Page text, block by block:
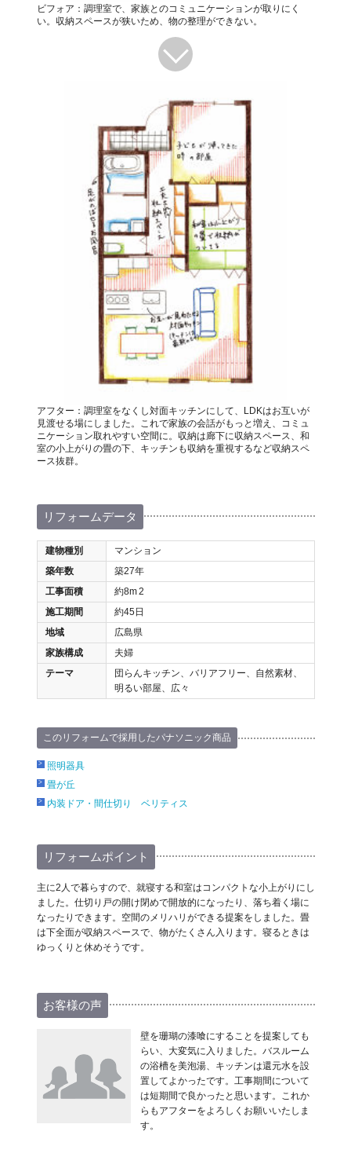
ビフォア：調理室で、家族とのコミュニケーションが取りにく
い。収納スペースが狭いため、物の整理ができない。
アフター：調理室をなくし対面キッチンにして、LDKはお互いが
見渡せる場にしました。これで家族の会話がもっと増え、コミュ
ニケーション取れやすい空間に。収納は廊下に収納スペース、和
室の小上がりの畳の下、キッチンも収納を重視するなど収納スペ
ース抜群。
リフォームデータ
建物種別
マンション
築年数
築27年
工事面積
約8m2
施工期間
約45日
地域
広島県
家族構成
夫婦
テーマ
団らんキッチン、バリアフリー、自然素材、
明るい部屋、広々
このリフォームで採用したパナソニック商品
照明器具
畳が丘
内装ドア・間仕切り ベリティス
リフォームポイント
主に2人で暮らすので、就寝する和室はコンパクトな小上がりにし
ました。仕切り戸の開け閉めで開放的になったり、落ち着く場に
なったりできます。空間のメリハリができる提案をしました。畳
は下全面が収納スペースで、物がたくさん入ります。寝るときは
ゆっくりと休めそうです。
お客様の声
壁を珊瑚の漆喰にすることを提案しても
らい、大変気に入りました。バスルーム
の浴槽を美泡湯、キッチンは還元水を設
置してよかったです。工事期間について
は短期間で良かったと思います。これか
らもアフターをよろしくお願いいたしま
す。